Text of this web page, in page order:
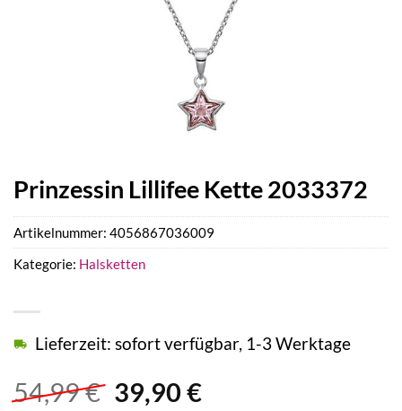
Prinzessin Lillifee Kette 2033372
54,99€ Ursprünglicher
39,90 €Aktueller
Lieferzeit: sofort verfügbar, 1-3 Werktage
Artikelnummer: 4056867036009
Kategorie: Halsketten